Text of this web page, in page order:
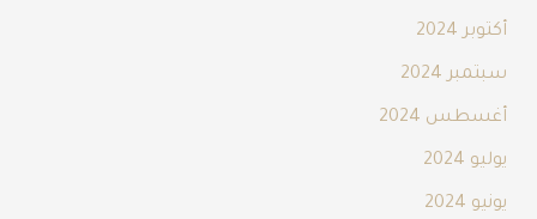
أكتوبر 2024
سبتمبر 2024
أغسطس 2024
يوليو 2024
يونيو 2024